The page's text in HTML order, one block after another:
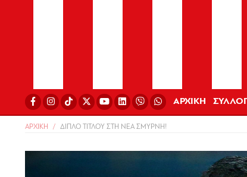
ΑΡΧΙΚΗ
ΑΡΧΙΚΗ ΔΙΠΛΟ ΤΙΤΛΟΥ ΣΤΗ ΝΕΑ ΣΜΥΡΝΗ!